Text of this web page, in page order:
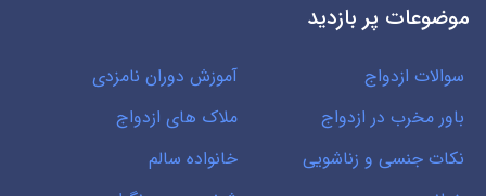
موضوعات پر بازدید
سوالات ازدواج
آموزش دوران نامزدی
باور مخرب در ازدواج
ملاک های ازدواج
نکات جنسی و زناشویی
خانواده سالم